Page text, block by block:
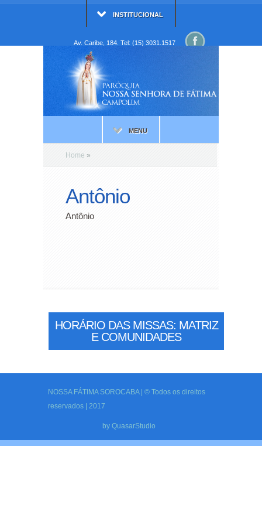
INSTITUCIONAL
Av. Caribe, 184. Tel: (15) 3031.1517
MENU
Home »
Antônio
Antônio
HORÁRIO DAS MISSAS: MATRIZ
E COMUNIDADES
NOSSA FÁTIMA SOROCABA | © Todos os direitos
reservados | 2017
by QuasarStudio